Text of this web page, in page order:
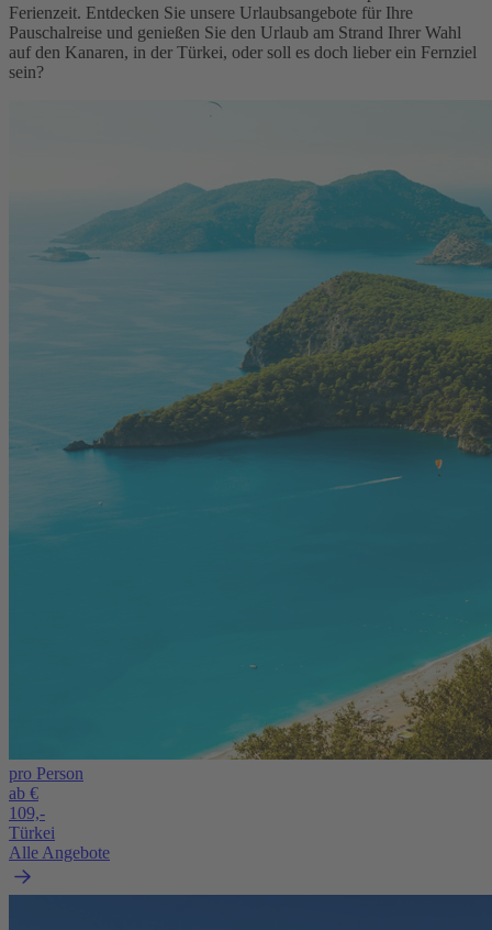
Ferienzeit. Entdecken Sie unsere Urlaubsangebote für Ihre
Pauschalreise und genießen Sie den Urlaub am Strand Ihrer Wahl
auf den Kanaren, in der Türkei, oder soll es doch lieber ein Fernziel
sein?
pro Person
ab €
109,-
Türkei
Alle Angebote